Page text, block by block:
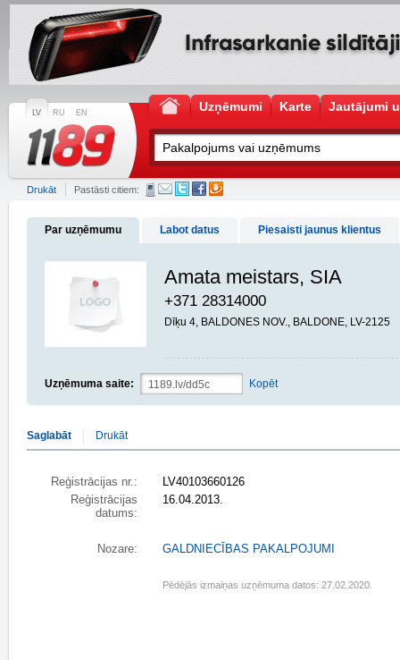
LV RU EN Uzņēmumi Karte Jautājumi
Drukāt Pastāsti citiem:
Par uzņēmumu Labot datus Piesaisti jaunus klientus
Amata meistars, SIA
+371 28314000
Dīķu 4, BALDONES NOV., BALDONE, LV-2125
Uzņēmuma saite: Kopēt
Saglabāt Drukāt
Reģistrācijas nr.:
LV40103660126
Reģistrācijas
datums:
16.04.2013.
Nozare: GALDNIECĪBAS PAKALPOJUMI
Pēdējās izmaiņas uzņēmuma datos: 27.02.2020.